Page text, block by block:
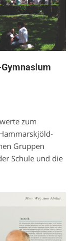
zum
Gruppen
Schule und die